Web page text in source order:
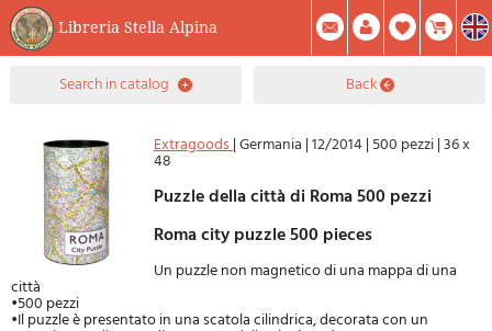
Libreria Stella Alpina
0Item(s) In Your Cart
Summary
Facebook
Create Account Mod. Password
search in catalog back
Extragoods|Germania |12/2014| 500 pezzi|36 x
48
Puzzle della città di Roma 500 pezzi
Roma city puzzle 500 pieces
Un puzzle non magnetico di una mappa di una
città
•500 pezzi
•Il puzzle è presentato in una scatola cilindrica, decorata con un